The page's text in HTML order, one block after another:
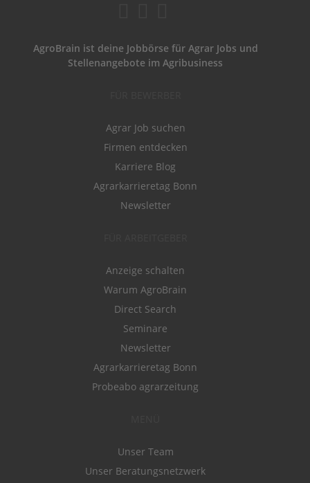
AgroBrain ist deine Jobbörse für Agrar Jobs und
Stellenangebote im Agribusiness
Agrar Job suchen
Firmen entdecken
Karriere Blog
Agrarkarrieretag Bonn
Newsletter
Anzeige schalten
Warum AgroBrain
Direct Search
Seminare
Newsletter
Agrarkarrieretag Bonn
Probeabo agrarzeitung
Unser Team
Unser Beratungsnetzwerk